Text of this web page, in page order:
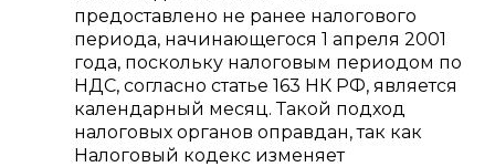
предоставлено не ранее налогового
периода, начинающегося 1 апреля 2001
года, поскольку налоговым периодом по
НДС, согласно статье 163 НК РФ, является
календарный месяц. Такой подход
налоговых органов оправдан, так как
Налоговый кодекс изменяет